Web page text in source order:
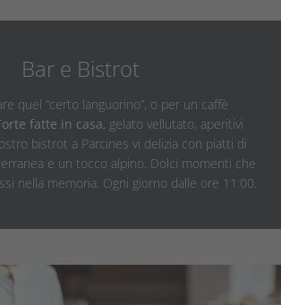
Bar e Bistrot
quel “certo languorino”, o per un caffè
fatte in casa, gelato vellutato, aperitivi
bistrot a Parcines vi delizia con piatti di
e un tocco alpino. Dolci momenti che
nella memoria. Ogni giorno dalle ore 11:00.